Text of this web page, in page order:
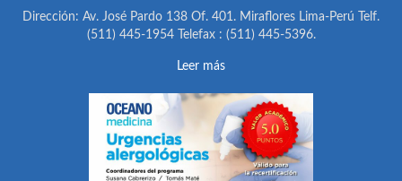
Dirección: Av. José Pardo 138 Of. 401. Miraflores Lima-Perú Telf.
(511) 445-1954 Telefax : (511) 445-5396.
Leer más